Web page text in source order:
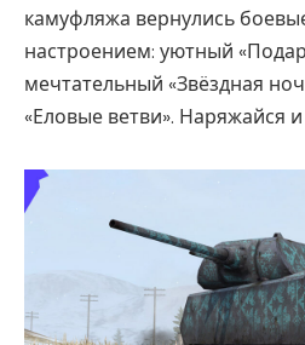
камуфляжа вернулись
настроением: уютный
мечтательный «Звёздная
«Еловые ветви». Наряжайся